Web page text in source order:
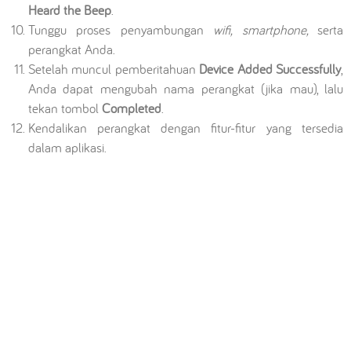
Heard the Beep.
Tunggu proses penyambungan wifi, smartphone, serta
perangkat Anda.
Setelah muncul pemberitahuan Device Added Successfully,
Anda dapat mengubah nama perangkat (jika mau), lalu
tekan tombolCompleted.
Kendalikan perangkat dengan fitur-fitur yang tersedia
dalam aplikasi.